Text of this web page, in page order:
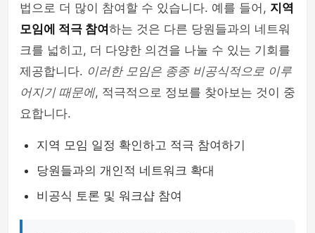
법으로 더 많이 참여할 수 있습니다. 예를 들어, 지역
모임에 적극 참여하는 것은 다른 당원들과의 네트워
크를 넓히고, 더 다양한 의견을 나눌 수 있는 기회를
제공합니다. 이러한 모임은 종종 비공식적으로 이루
어지기 때문에, 적극적으로 정보를 찾아보는 것이 중
요합니다.
지역 모임 일정 확인하고 적극 참여하기
당원들과의 개인적 네트워크 확대
비공식 토론 및 워크샵 참여